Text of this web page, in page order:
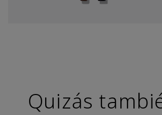
Quizás